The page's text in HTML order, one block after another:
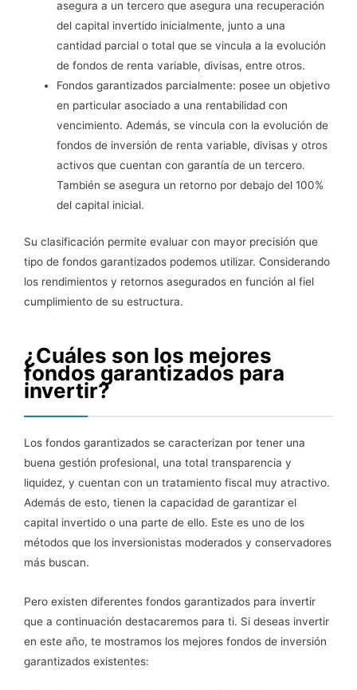
asegura a un tercero que asegura una recuperación
del capital invertido inicialmente, junto a una
cantidad parcial o total que se vincula a la evolución
de fondos de renta variable, divisas, entre otros.
Fondos garantizados parcialmente: posee un objetivo
en particular asociado a una rentabilidad con
vencimiento. Además, se vincula con la evolución de
fondos de inversión de renta variable, divisas y otros
activos que cuentan con garantía de un tercero.
También se asegura un retorno por debajo del 100%
del capital inicial.
Su clasificación permite evaluar con mayor precisión que
tipo de fondos garantizados podemos utilizar. Considerando
los rendimientos y retornos asegurados en función al fiel
cumplimiento de su estructura.
¿Cuáles son los mejores
fondos garantizados para
invertir?
Los fondos garantizados se caracterizan por tener una
buena gestión profesional, una total transparencia y
liquidez, y cuentan con un tratamiento fiscal muy atractivo.
Además de esto, tienen la capacidad de garantizar el
capital invertido o una parte de ello. Este es uno de los
métodos que los inversionistas moderados y conservadores
más buscan.
Pero existen diferentes fondos garantizados para invertir
que a continuación destacaremos para ti. Si deseas invertir
en este año, te mostramos los mejores fondos de inversión
garantizados existentes: